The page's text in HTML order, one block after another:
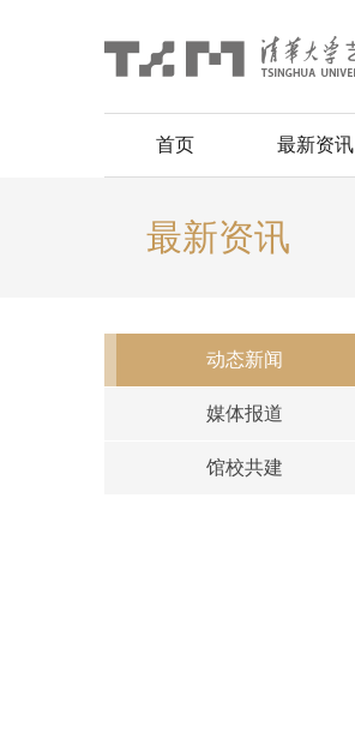
首页 最新资讯
最新资讯
动态新闻
媒体报道
馆校共建